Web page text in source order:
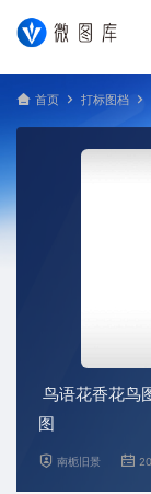
首页 打标图档
鸟语花香花鸟
图
南栀旧景